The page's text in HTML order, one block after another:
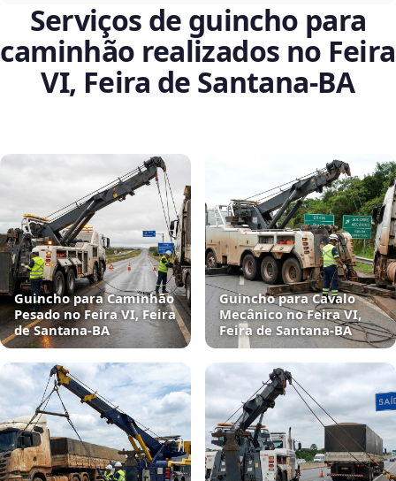
Serviços de guincho para
caminhão realizados no Feira
VI, Feira de Santana‑BA
Guincho para Caminhão
Pesado no Feira VI, Feira
de Santana‑BA
Guincho para Cavalo
Mecânico no Feira VI,
Feira de Santana‑BA